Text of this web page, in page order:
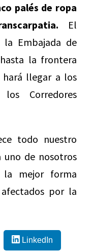
palés de ropa
El
Embajada de
la frontera
hará llegar a los
Corredores
todo nuestro
uno de nosotros
la mejor forma
por la
LinkedIn